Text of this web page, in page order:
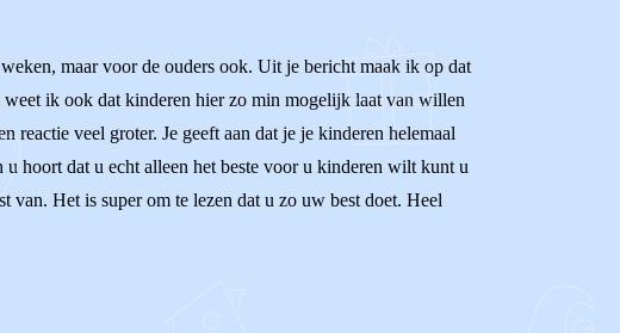
maar voor de ouders ook. Uit je bericht maak ik op dat
ik ook dat kinderen hier zo min mogelijk laat van willen
reactie veel groter. Je geeft aan dat je je kinderen helemaal
hoort dat u echt alleen het beste voor u kinderen wilt kunt u
Het is super om te lezen dat u zo uw best doet. Heel